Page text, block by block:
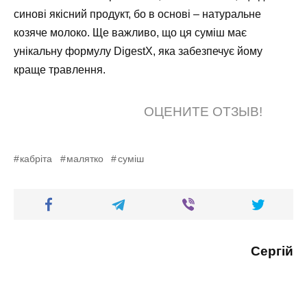
синові якісний продукт, бо в основі – натуральне
козяче молоко. Ще важливо, що ця суміш має
унікальну формулу DigestX, яка забезпечує йому
краще травлення.
ОЦЕНИТЕ ОТЗЫВ!
кабріта малятко суміш
Сергій